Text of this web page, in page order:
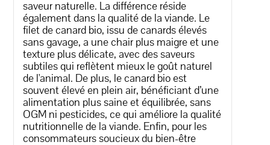
saveur naturelle. La différence réside
également dans la qualité de la viande. Le
filet de canard bio, issu de canards élevés
sans gavage, a une chair plus maigre et une
texture plus délicate, avec des saveurs
subtiles qui reflètent mieux le goût naturel
de l'animal. De plus, le canard bio est
souvent élevé en plein air, bénéficiant d’une
alimentation plus saine et équilibrée, sans
OGM ni pesticides, ce qui améliore la qualité
nutritionnelle de la viande. Enfin, pour les
consommateurs soucieux du bien-être